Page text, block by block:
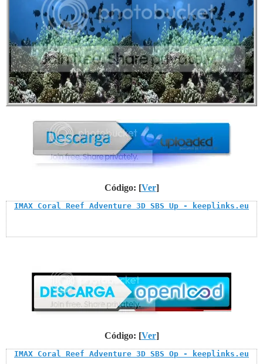
Código: [Ver]
IMAX Coral Reef Adventure 3D SBS Up - keeplinks.eu
Código: [Ver]
IMAX Coral Reef Adventure 3D SBS Op - keeplinks.eu